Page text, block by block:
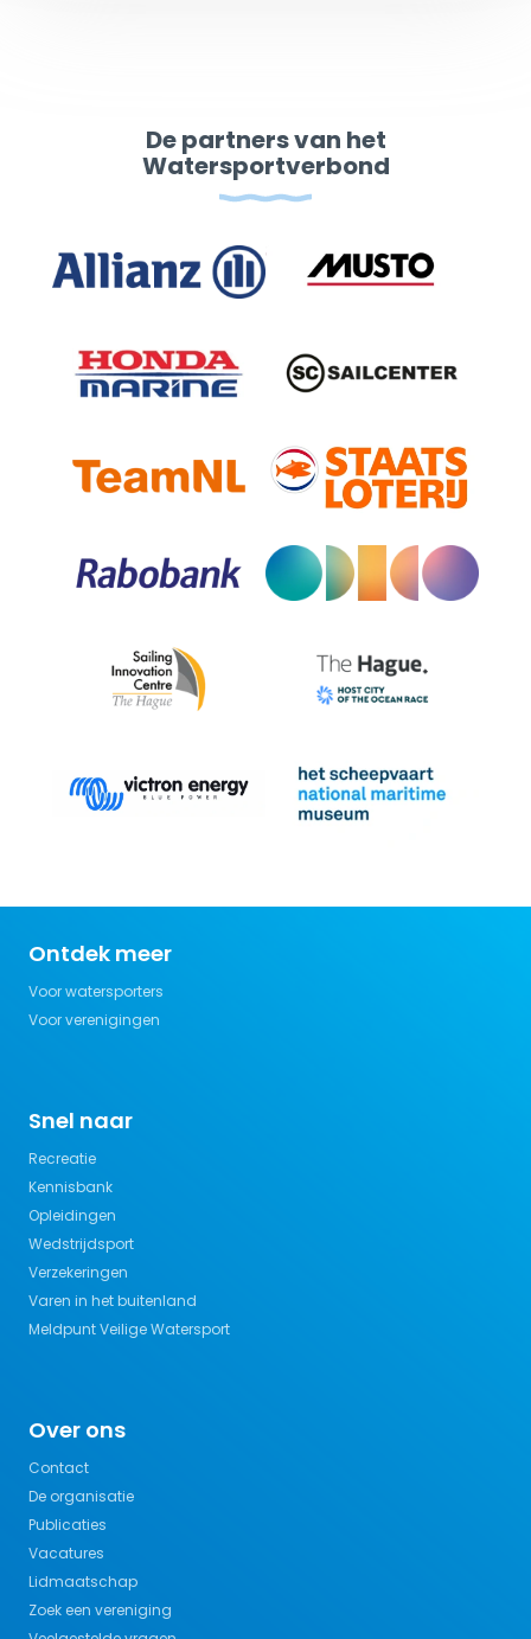
De partners van het
Watersportverbond
Ontdek meer
Voor watersporters
Voor verenigingen
Snel naar
Recreatie
Kennisbank
Opleidingen
Wedstrijdsport
Verzekeringen
Varen in het buitenland
Meldpunt Veilige Watersport
Over ons
Contact
De organisatie
Publicaties
Vacatures
Lidmaatschap
Zoek een vereniging